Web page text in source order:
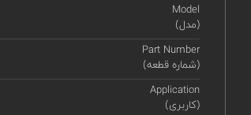
Model
(مدل)
Part Number
(شماره قطعه)
Application
(کاربری)